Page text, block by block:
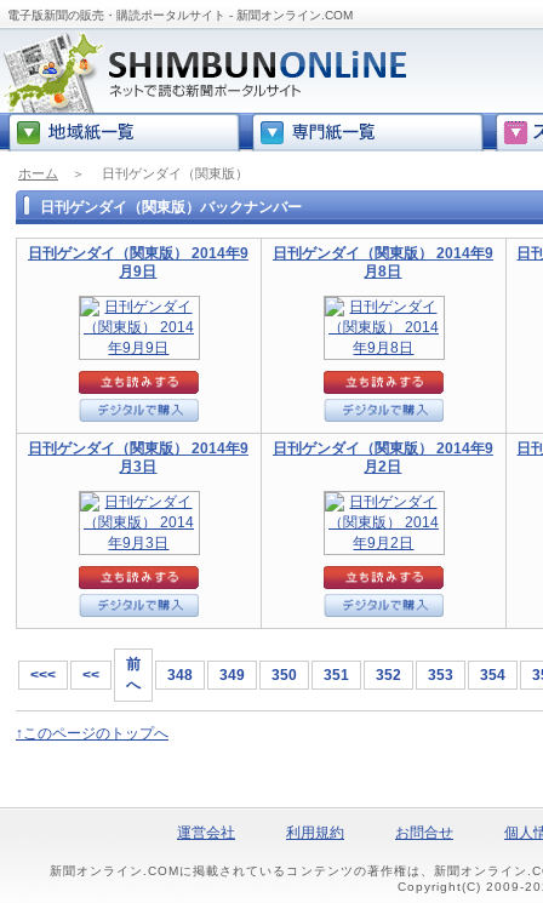
電子版新聞の販売・購読ポータルサイト - 新聞オンライン.COM
ホーム ＞ 日刊ゲンダイ（関東版）
日刊ゲンダイ（関東版）バックナンバー
日刊ゲンダイ（関東版） 2014年9
月9日
日刊ゲンダイ（関東版） 2014年9
月8日
日
日刊ゲンダイ（関東版） 2014年9
月3日
日刊ゲンダイ（関東版） 2014年9
月2日
日
<<< <<
前
へ
348 349 350 351 352 353 354
↑このページのトップへ
運営会社 利用規約 お問合せ 個人
新聞オンライン.COMに掲載されているコンテンツの著作権は、新聞オンライン
Copyright(C) 2009-